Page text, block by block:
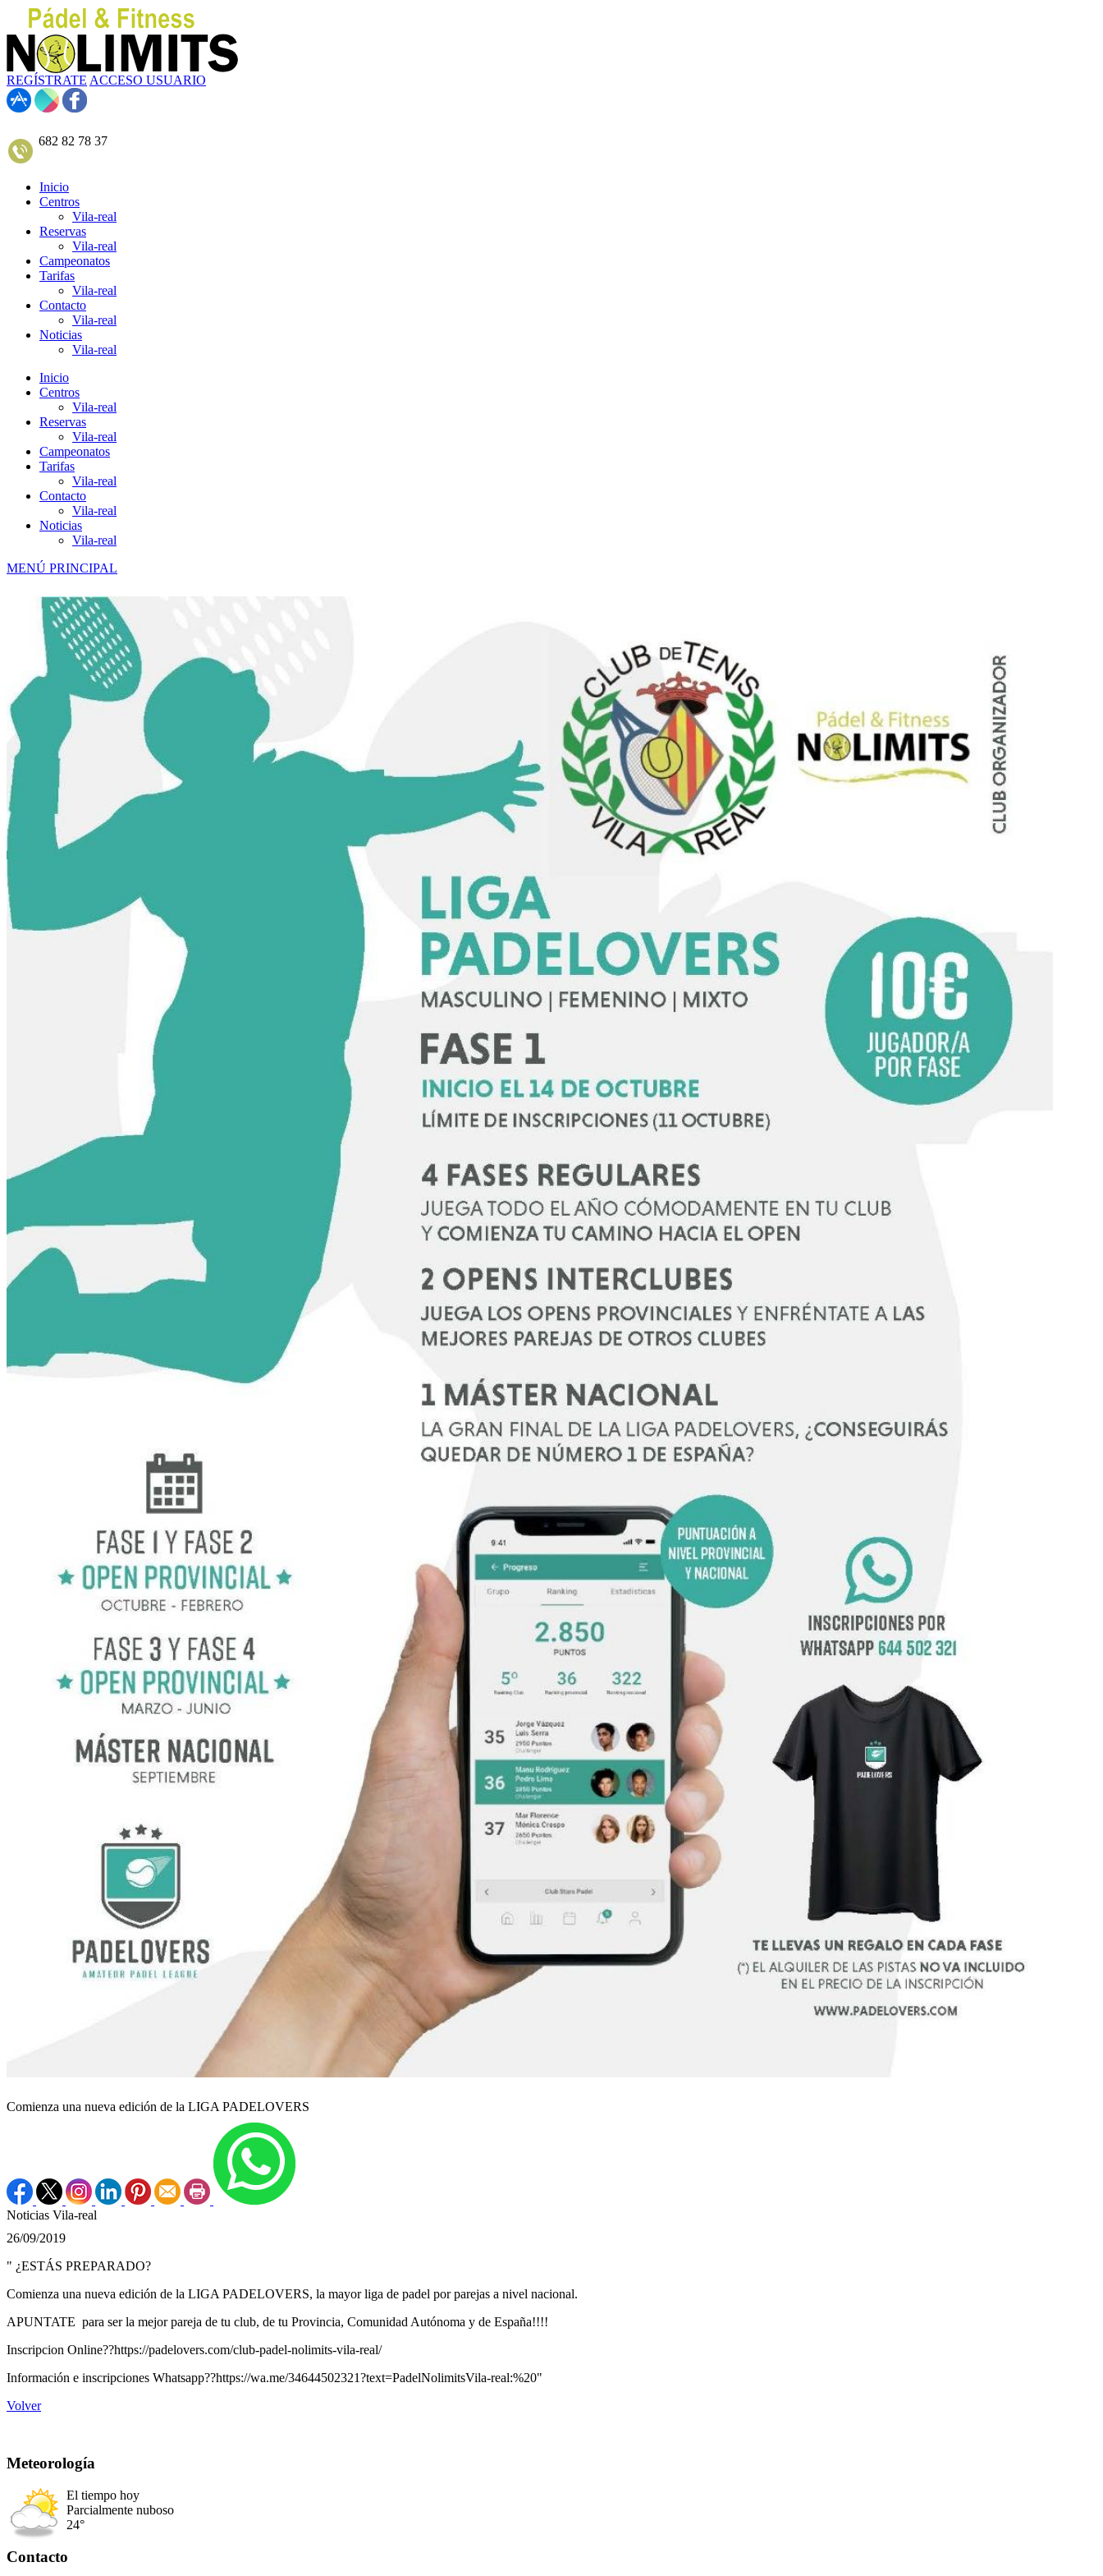
REGÍSTRATE ACCESO USUARIO
682 82 78 37
Inicio
Centros
Vila-real
Reservas
Vila-real
Campeonatos
Tarifas
Vila-real
Contacto
Vila-real
Noticias
Vila-real
Inicio
Centros
Vila-real
Reservas
Vila-real
Campeonatos
Tarifas
Vila-real
Contacto
Vila-real
Noticias
Vila-real
MENÚ PRINCIPAL
Comienza una nueva edición de la LIGA PADELOVERS
Noticias Vila-real
26/09/2019
" ¿ESTÁS PREPARADO?
Comienza una nueva edición de la LIGA PADELOVERS, la mayor liga de padel por parejas a nivel nacional.
APUNTATE para ser la mejor pareja de tu club, de tu Provincia, Comunidad Autónoma y de España!!!!
Inscripcion Online??https://padelovers.com/club-padel-nolimits-vila-real/
Información e inscripciones Whatsapp??https://wa.me/34644502321?text=PadelNolimitsVila-real:%20"
Volver
Meteorología
El tiempo hoy
Parcialmente nuboso
24°
Contacto